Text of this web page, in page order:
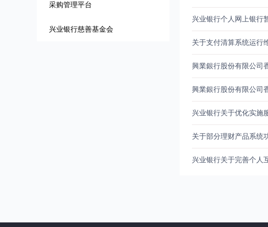
采购管理平台
兴业银行慈善基金会
兴业银行个人网上银行
关于支付清算系统运行
兴业银行关于优化实施
关于部分理财产品系统
兴业银行关于完善个人